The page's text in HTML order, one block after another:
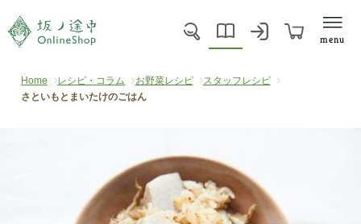
menu
Home レシピ・コラム お野菜レシピ
スタッフレシピ
さといもとまいたけのごはん